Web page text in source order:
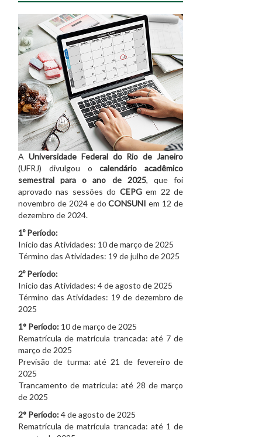
A Universidade Federal do Rio de Janeiro
(UFRJ) divulgou ocalendário acadêmico
semestral para o ano de 2025, que foi
aprovado nas sessões do CEPGem 22 de
novembro de 2024 e doCONSUNI em 12 de
dezembro de 2024.
1º Período:
Início das Atividades: 10 de março de 2025
Término das Atividades: 19 de julho de 2025
2º Período:
Início das Atividades: 4 de agosto de 2025
Término das Atividades: 19 de dezembro de
2025
1° Período: 10 de março de 2025
Rematrícula de matrícula trancada: até 7 de
março de 2025
Previsão de turma: até 21 de fevereiro de
2025
Trancamento de matrícula: até 28 de março
de 2025
2° Período:4 de agosto de 2025
Rematrícula de matrícula trancada: até 1 de